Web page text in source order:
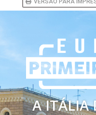
VERSÃO PARA
A ITÁLIA